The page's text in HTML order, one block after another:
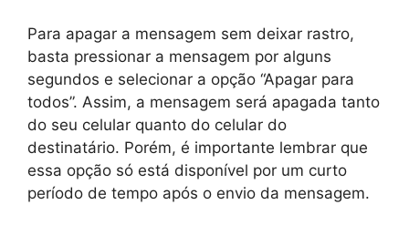
Para apagar a mensagem sem deixar rastro,
basta pressionar a mensagem por alguns
segundos e selecionar a opção “Apagar para
todos”. Assim, a mensagem será apagada tanto
do seu celular quanto do celular do
destinatário. Porém, é importante lembrar que
essa opção só está disponível por um curto
período de tempo após o envio da mensagem.